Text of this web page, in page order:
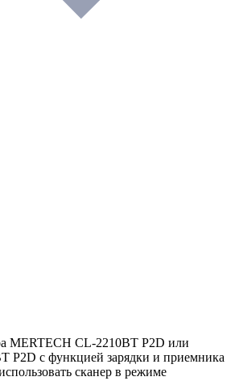
MERTECH CL-2210BT P2D или
P2D с функцией зарядки и приемника
сканер в режиме